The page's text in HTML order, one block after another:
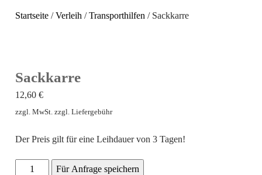
Startseite /Verleih /Transporthilfen / Sackkarre
Sackkarre
12,60€
zzgl. MwSt. zzgl. Liefergebühr
Der Preis gilt für eine Leihdauer von 3 Tagen!
Sackkarre
Für Anfrage speichern